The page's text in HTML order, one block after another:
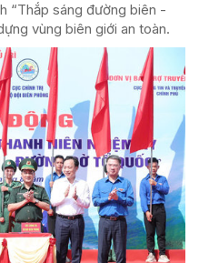
“Thắp sáng đường biên -
vùng biên giới an toàn.